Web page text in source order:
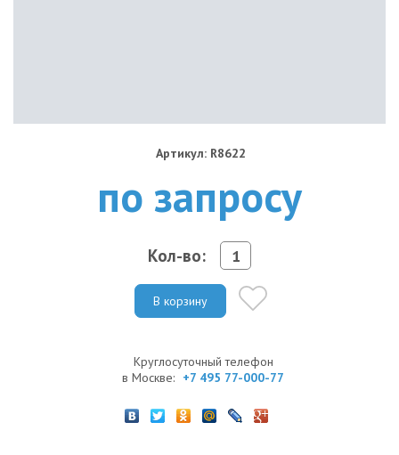
Артикул: R8622
по запросу
Кол-во:
В корзину
Круглосуточный телефон
в Москве: +7 495 77-000-77